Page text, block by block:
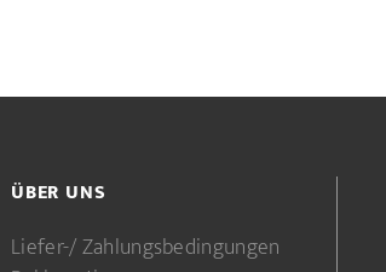
ÜBER UNS
Liefer-/ Zahlungsbedingungen